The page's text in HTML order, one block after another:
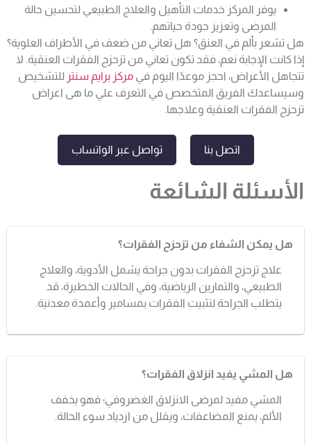
يوفر المركز خدمات التأهيل والعلاج الطبيعي لتحسين حالة
المرضى وتعزيز جودة حياتهم.
هل تشعر بألم في العنق؟ هل تعاني من ضعف في الأطراف العلوية؟
إذا كانت الإجابة نعم، فقد تكون تعاني من تزحزح الفقرات العنقية. لا
تتجاهل الأعراض، احجز موعدًا اليوم في مركز برايم سنتر للتشخيص
وسيساعدك الفريق المتخصص في التعرف علي ما هى اعراض
تزحزح الفقرات العنقية وعلاجها.
اتصل بنا تواصل عبر الواتساب
الأسئلة الشائعة
هل يمكن الشفاء من تزحزح الفقرات؟
علاج تزحزح الفقرات بدون جراحة يشمل الأدوية، والعلاج
الطبيعي، والتمارين الرياضية، وفي الحالات الخطيرة، قد
يتطلب الجراحة لتثبيت الفقرات بمسامير وأعمدة معدنية.
هل المشي يفيد انزلاق الفقرات؟
المشي مفيد لمرضى الانزلاق الغضروفي؛ فهو يخفف
الألم، يمنع المضاعفات، ويقلل من ازدياد سوء الحالة.